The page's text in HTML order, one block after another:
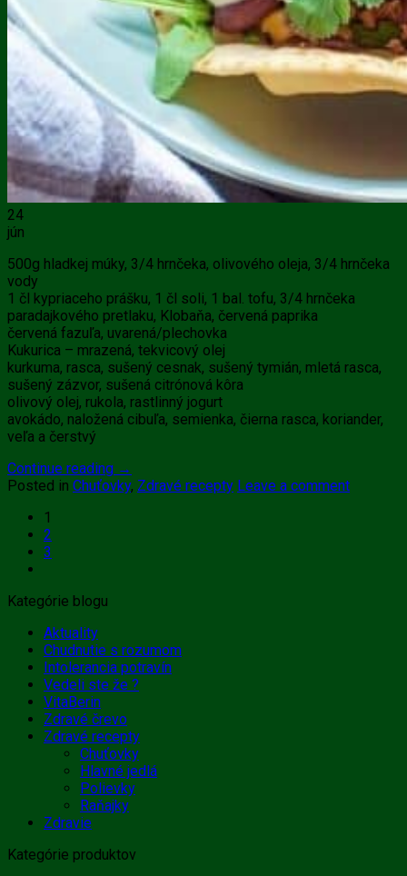
24
jún
500g hladkej múky, 3/4 hrnčeka, olivového oleja, 3/4 hrnčeka
vody
1 čl kypriaceho prášku, 1 čl soli, 1 bal. tofu, 3/4 hrnčeka
paradajkového pretlaku, Klobaňa, červená paprika
červená fazuľa, uvarená/plechovka
Kukurica – mrazená, tekvicový olej
kurkuma, rasca, sušený cesnak, sušený tymián, mletá rasca,
sušený zázvor, sušená citrónová kôra
olivový olej, rukola, rastlinný jogurt
avokádo, naložená cibuľa, semienka, čierna rasca, koriander,
veľa a čerstvý
Continue reading →
Posted in Chuťovky, Zdravé recepty Leave a comment
1
2
3
Kategórie blogu
Aktuality
Chudnutie s rozumom
Intolerancia potravín
Vedeli ste že ?
VitaBerin
Zdravé črevo
Zdravé recepty
Chuťovky
Hlavné jedlá
Polievky
Raňajky
Zdravie
Kategórie produktov